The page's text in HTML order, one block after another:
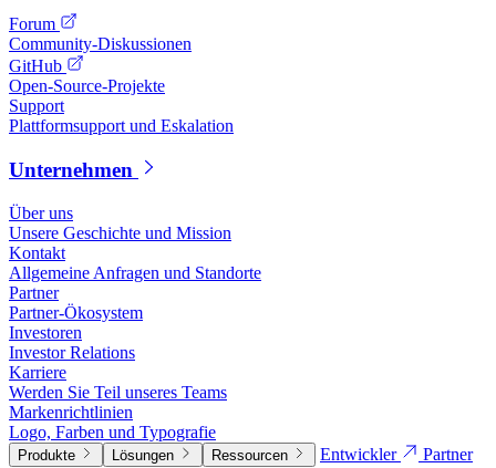
Forum
Community-Diskussionen
GitHub
Open-Source-Projekte
Support
Plattformsupport und Eskalation
Unternehmen
Über uns
Unsere Geschichte und Mission
Kontakt
Allgemeine Anfragen und Standorte
Partner
Partner-Ökosystem
Investoren
Investor Relations
Karriere
Werden Sie Teil unseres Teams
Markenrichtlinien
Logo, Farben und Typografie
Produkte Lösungen Ressourcen Entwickler
Partner